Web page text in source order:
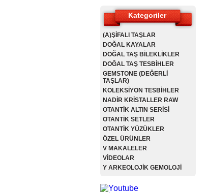
Kategoriler
(A)ŞİFALI TAŞLAR
DOĞAL KAYALAR
DOĞAL TAŞ BİLEKLİKLER
DOĞAL TAŞ TESBİHLER
GEMSTONE (DEĞERLİ
TAŞLAR)
KOLEKSİYON TESBİHLER
NADİR KRİSTALLER RAW
OTANTİK ALTIN SERİSİ
OTANTİK SETLER
OTANTİK YÜZÜKLER
ÖZEL ÜRÜNLER
V MAKALELER
VİDEOLAR
Y ARKEOLOJİK GEMOLOJİ